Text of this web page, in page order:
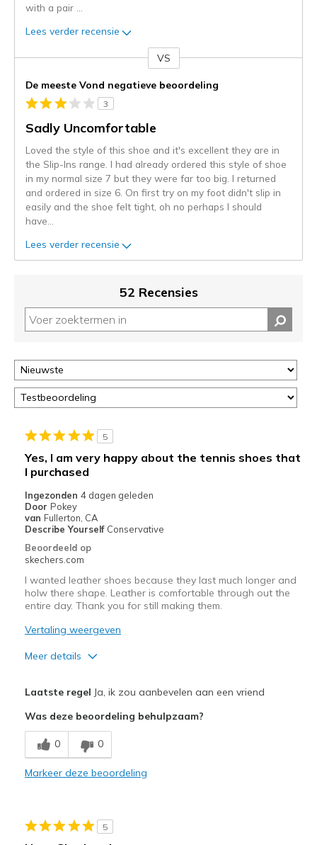
with a pair
Lees verder recensie
content
wordt
momenteel
gemigreerd
de
niejee
page_id.
kunt
de
status
van
deze
of
door
<a
href="javascript:location.href=location.pathname;">hier</a>
page
met
de
migratiegeschiedenis
van
de
page_id
bezoeken.
VS
De meeste Vond negatieve beoordeling
3
Sadly Uncomfortable
Loved the style of this shoe and it's excellent they are in
the Slip-Ins range. I had already ordered this style of shoe
in my normal size 7 but they were far too big. I returned
and ordered in size 6. On first try on my foot didn't slip in
easily and the shoe felt tight, oh no perhaps I should
have
Lees verder recensie
52 Recensies
5
Yes, I am very happy about the tennis shoes that
I purchased
Ingezonden 4 dagen geleden
Door Pokey
van Fullerton, CA
Describe Yourself Conservative
Beoordeeld op
skechers.com
I wanted leather shoes because they last much longer and
holw there shape. Leather is comfortable through out the
entire day. Thank you for still making them.
Vertaling weergeven
Meer details
Comfortable
Durable
Going Out
Laatste regel Ja, ik zou aanbevelen aan een vriend
Was deze beoordeling behulpzaam?
0 0
Markeer deze beoordeling
5